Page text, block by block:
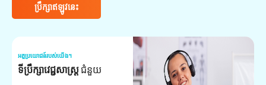
ប្រឹក្សាឥឡូវនេះ
អត្ថប្រយោជន៍របស់យើង។
ទីប្រឹក្សាវេជ្ជសាស្ត្រជំនួយ